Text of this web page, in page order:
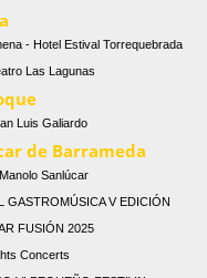
- Hotel Estival Torrequebrada
Las Lagunas
Luis Galiardo
de Barrameda
Sanlúcar
GASTROMÚSICA V EDICIÓN
FUSIÓN 2025
Concerts